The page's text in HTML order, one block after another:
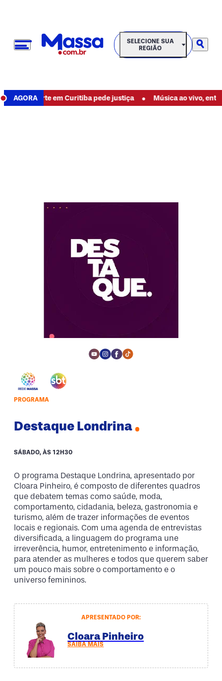
SELECIONE SUA REGIÃO
SELECIONE SUA
REGIÃO
AGORA
até a morte em Curitiba pede justiça • Música ao vivo,
Youtube Social Media
Instagram Social Media
Facebook Social Media
Tiktok Social Media
PROGRAMA
Destaque Londrina
SÁBADO, ÀS 12H30
O programa Destaque Londrina, apresentado por
Cloara Pinheiro, é composto de diferentes quadros
que debatem temas como saúde, moda,
comportamento, cidadania, beleza, gastronomia e
turismo, além de trazer informações de eventos
locais e regionais. Com uma agenda de entrevistas
diversificada, a linguagem do programa une
irreverência, humor, entretenimento e informação,
para atender as mulheres e todos que querem saber
um pouco mais sobre o comportamento e o
universo femininos.
APRESENTADO POR:
Cloara Pinheiro
SAIBA MAIS